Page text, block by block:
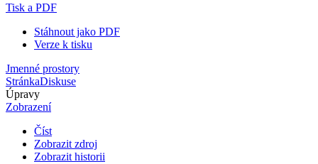
Tisk a PDF
Stáhnout jako PDF
Verze k tisku
Jmenné prostory
StránkaDiskuse
Úpravy
Zobrazení
Číst
Zobrazit zdroj
Zobrazit historii